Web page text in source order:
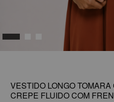
1
VESTIDO LONGO
CREPE FLUIDO COM